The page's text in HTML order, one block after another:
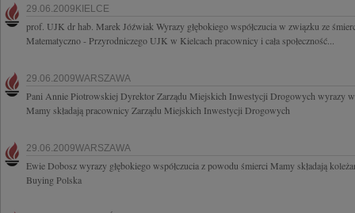
29.06.2009KIELCE
prof. UJK dr hab. Marek Jóźwiak Wyrazy głębokiego współczucia w związku ze
Matematyczno - Przyrodniczego UJK w Kielcach pracownicy i cała społeczność...
29.06.2009WARSZAWA
Pani Annie Piotrowskiej Dyrektor Zarządu Miejskich Inwestycji Drogowych wyrazy
Mamy składają pracownicy Zarządu Miejskich Inwestycji Drogowych
29.06.2009WARSZAWA
Ewie Dobosz wyrazy głębokiego współczucia z powodu śmierci Mamy składają
Buying Polska